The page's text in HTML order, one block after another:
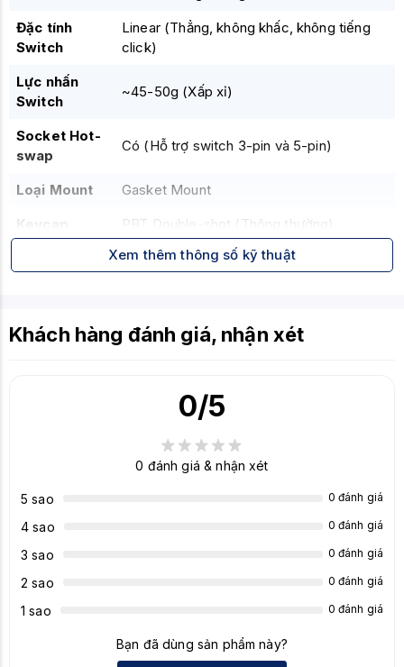
Đặc tính
Switch
Linear (Thẳng, không khấc, không tiếng
click)
Lực nhấn
Switch
~45-50g (Xấp xỉ)
Socket Hot-
swap
Có (Hỗ trợ switch 3-pin và 5-pin)
Loại Mount
Gasket Mount
Keycap
PBT Double-shot (Thông thường)
RGB
Tính năng
nổi bật
Nút xoay đa năng
Full N-Key Rollover (NKRO)
Cáp USB-C có thể tháo rời
Chất liệu
Tương thích
Màu sắc
Trắng (Màu khung và thường là keycap
Xem thêm thông số kỹ thuật
Khách hàng đánh giá, nhận xét
0/5
0 đánh giá & nhận xét
5 sao 0 đánh giá
4 sao 0 đánh giá
3 sao 0 đánh giá
2 sao 0 đánh giá
1 sao 0 đánh giá
Bạn đã dùng sản phẩm này?